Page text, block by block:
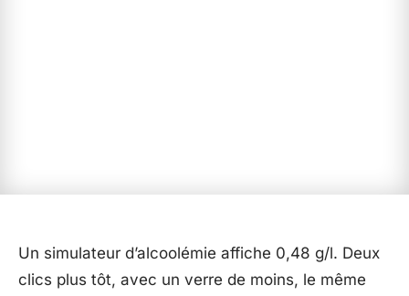
Un simulateur d’alcoolémie affiche 0,48 g/l. Deux
clics plus tôt, avec un verre de moins, le même